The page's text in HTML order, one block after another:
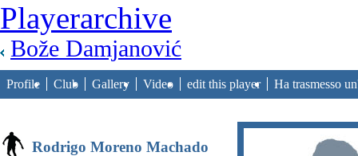
Playerarchive
Bože Damjanović
Profile Club Gallery Video edit this player Ha trasmesso
Rodrigo Moreno Machado